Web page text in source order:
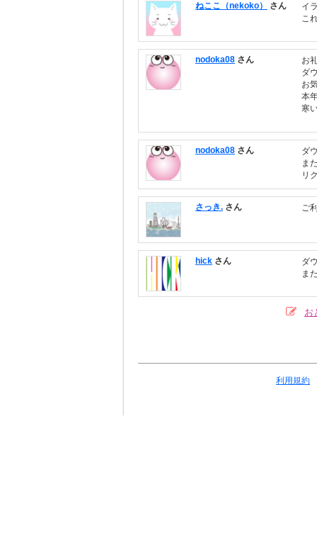
ねここ（nekoko） さん
イ
こ
nodoka08 さん
お
ダ
お
本
寒
nodoka08 さん
ダ
ま
リ
さっき. さん ご
hick さん
ダ
ま
お
利用規約